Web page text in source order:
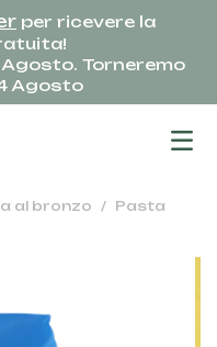
per ricevere la
Agosto. Torneremo
Agosto
al bronzo
Pasta